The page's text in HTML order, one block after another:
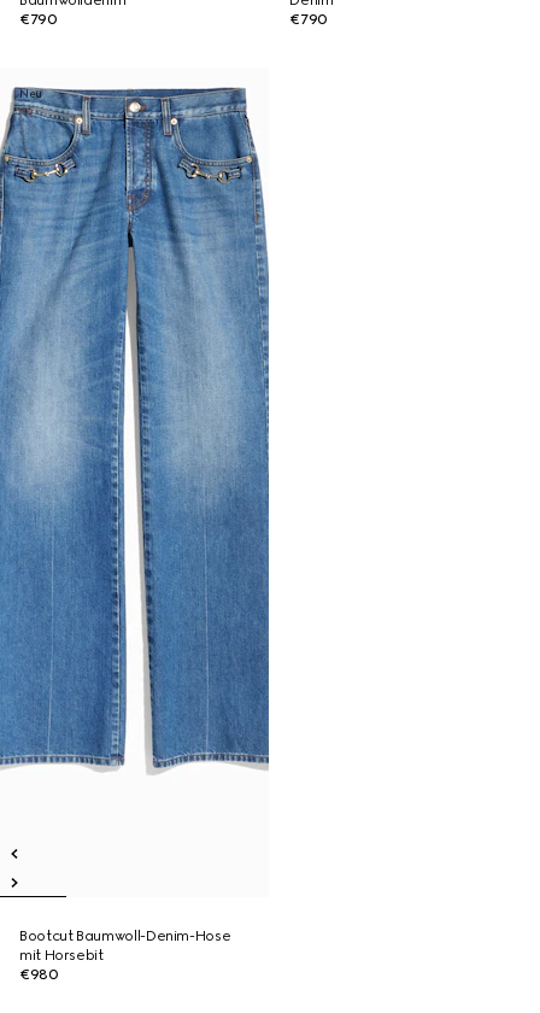
€790
€790
Neu
Bootcut Baumwoll-Denim-Hose
mit Horsebit
€980